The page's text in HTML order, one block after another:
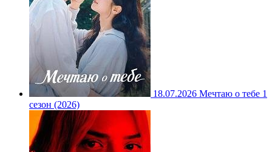
18.07.2026 Мечтаю о тебе 1
сезон (2026)